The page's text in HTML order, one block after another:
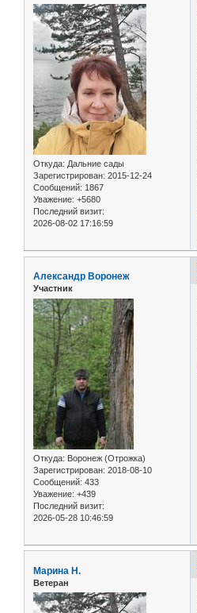
Откуда: Дальние сады
Зарегистрирован: 2015-12-24
Сообщений: 1867
Уважение: +5680
Последний визит:
2026-08-02 17:16:59
Александр Воронеж
Участник
Откуда: Воронеж (Отрожка)
Зарегистрирован: 2018-08-10
Сообщений: 433
Уважение: +439
Последний визит:
2026-05-28 10:46:59
Марина Н.
Ветеран